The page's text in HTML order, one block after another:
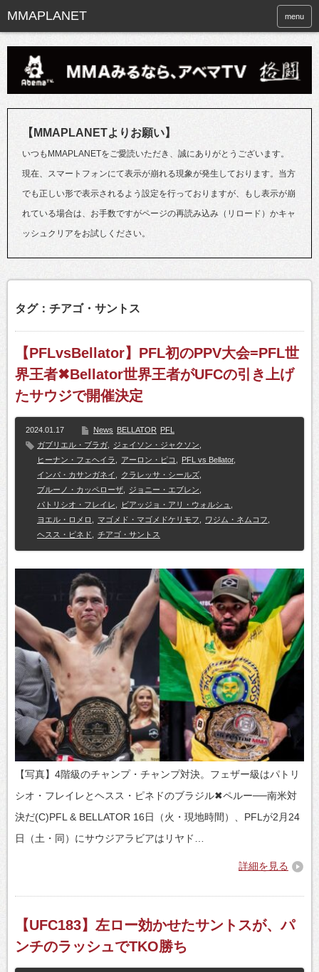
menu
【MMAPLANETよりお願い】
いつもMMAPLANETをご愛読いただき、誠にありがとうございます。
現在、スマートフォンにて表示が崩れる現象が発生しております。当方
でも正しい形で表示されるよう設定を行っておりますが、もし表示が崩
れている場合は、お手数ですがページの再読み込み（リロード）かキャ
ッシュクリアをお試しください。
タグ：チアゴ・サントス
【PFLvsBellator】PFL初のPPV大会=PFL世
界王者✖Bellator世界王者がUFCの引き上げ
たサウジで開催決定
2024.01.17 News BELLATOR PFL
ガブリエル・ブラガ
ジェイソン・ジャクソン
ヒーナン・フェヘイラ
アーロン・ピコ PFL vs Bellator,
インパ・カサンガネイ
クラレッサ・シールズ
ブルーノ・カッペローザ
ジョニー・エブレン
パトリシオ・フレイレ
ビアッジョ・アリ・ウォルシュ
ヨエル・ロメロ
マゴメド・マゴメドケリモフ ワジム・ネムコフ
ヘスス・ピネド
チアゴ・サントス
【写真】4階級のチャンプ・チャンプ対決。フェザー級はパトリ
シオ・フレイレとヘスス・ピネドのブラジル✖ペルー──南米対
決だ(C)PFL & BELLATOR 16日（火・現地時間）、PFLが2月24
日（土・同）にサウジアラビアはリヤド…
詳細を見る
【UFC183】左ロー効かせたサントスが、パ
ンチのラッシュでTKO勝ち